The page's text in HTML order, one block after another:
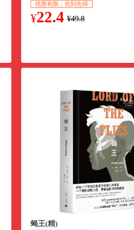
优惠有限，先到先得
¥22.4 ¥49.8
蝇王(精)